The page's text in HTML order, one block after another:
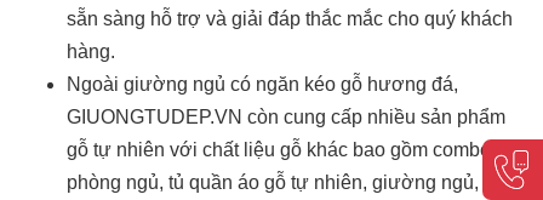
sẵn sàng hỗ trợ và giải đáp thắc mắc cho quý khách
hàng.
Ngoài giường ngủ có ngăn kéo gỗ hương đá,
GIUONGTUDEP.VN còn cung cấp nhiều sản phẩm
gỗ tự nhiên với chất liệu gỗ khác bao gồm combo
phòng ngủ, tủ quần áo gỗ tự nhiên, giường ngủ, bàn